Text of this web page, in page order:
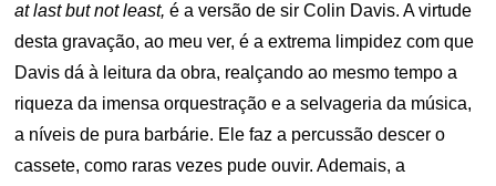
at last but not least,é a versão de sir Colin Davis. A virtude
desta gravação, ao meu ver, é a extrema limpidez com que
Davis dá à leitura da obra, realçando ao mesmo tempo a
riqueza da imensa orquestração e a selvageria da música,
a níveis de pura barbárie. Ele faz a percussão descer o
cassete, como raras vezes pude ouvir. Ademais, a